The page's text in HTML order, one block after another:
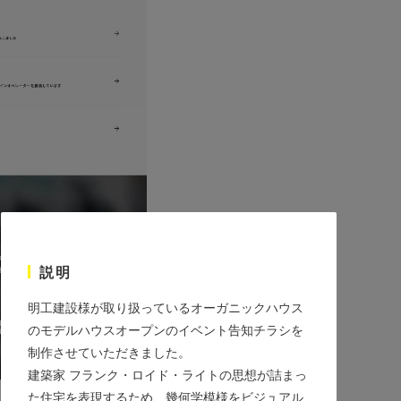
説明
明工建設様が取り扱っているオーガニックハウス
のモデルハウスオープンのイベント告知チラシを
制作させていただきました。
建築家 フランク・ロイド・ライトの思想が詰まっ
た住宅を表現するため、幾何学模様をビジュアル